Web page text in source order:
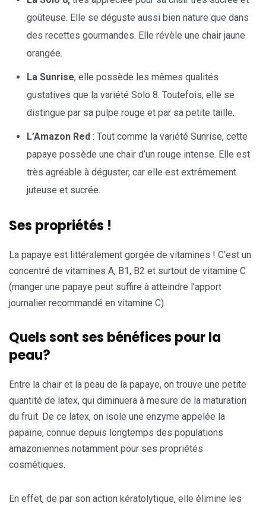
goûteuse. Elle se déguste aussi bien nature que dans
des recettes gourmandes. Elle révèle une chair jaune
orangée.
La Sunrise, elle possède les mêmes qualités
gustatives que la variété Solo 8. Toutefois, elle se
distingue par sa pulpe rouge et par sa petite taille.
L’Amazon Red : Tout comme la variété Sunrise, cette
papaye possède une chair d’un rouge intense. Elle est
très agréable à déguster, car elle est extrêmement
juteuse et sucrée.
Ses propriétés !
La papaye est littéralement gorgée de vitamines ! C’est un
concentré de vitamines A, B1, B2 et surtout de vitamine C
(manger une papaye peut suffire à atteindre l’apport
journalier recommandé en vitamine C).
Quels sont ses bénéfices pour la
peau?
Entre la chair et la peau de la papaye, on trouve une petite
quantité de latex, qui diminuera à mesure de la maturation
du fruit. De ce latex, on isole une enzyme appelée la
papaïne, connue depuis longtemps des populations
amazoniennes notamment pour ses propriétés
cosmétiques.
En effet, de par son action kératolytique, elle élimine les